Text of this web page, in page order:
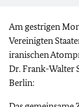
Am gestrigen
Vereinigten
iranischen
Dr. Frank-Walter
Berlin: